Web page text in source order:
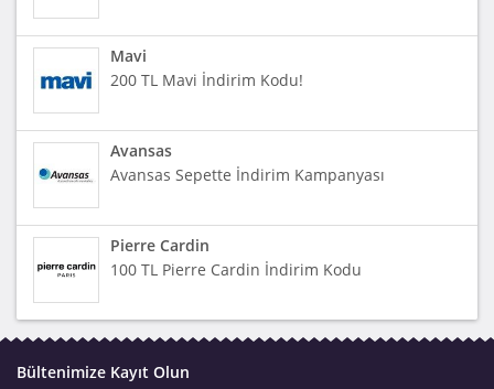
Mavi
200 TL Mavi İndirim Kodu!
Avansas
Avansas Sepette İndirim Kampanyası
Pierre Cardin
100 TL Pierre Cardin İndirim Kodu
Bültenimize Kayıt Olun